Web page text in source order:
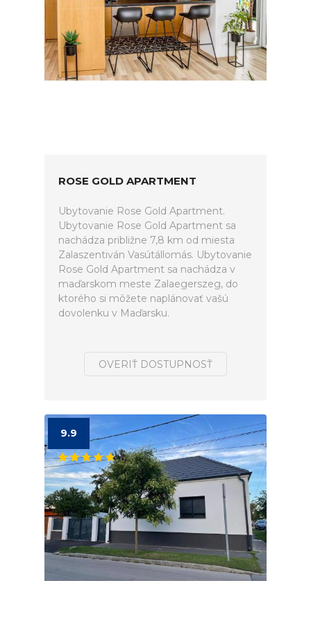
ROSE GOLD APARTMENT
Ubytovanie Rose Gold Apartment.
Ubytovanie Rose Gold Apartment sa
nachádza približne 7,8 km od miesta
Zalaszentiván Vasútállomás. Ubytovanie
Rose Gold Apartment sa nachádza v
maďarskom meste Zalaegerszeg, do
ktorého si môžete naplánovať vašú
dovolenku v Maďarsku.
OVERIŤ DOSTUPNOSŤ
9.9